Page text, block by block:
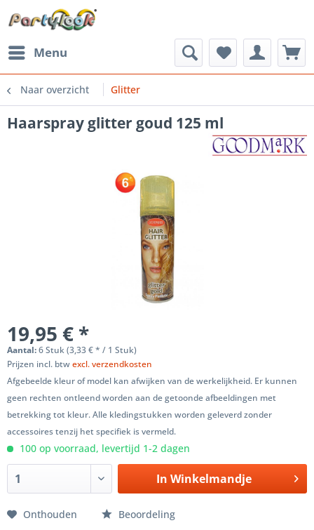
Menu
Naar overzicht Glitter
Haarspray glitter goud 125 ml
19,95 € *
Aantal:6 Stuk (3,33 € * / 1 Stuk)
Prijzen incl. btwexcl. verzendkosten
Afgebeelde kleur of model kan afwijken van de werkelijkheid. Er kunnen
geen rechten ontleend worden aan de getoonde afbeeldingen met
betrekking tot kleur. Alle kledingstukken worden geleverd zonder
accessoires tenzij het specifiek is vermeld.
100 op voorraad, levertijd 1-2 dagen
In Winkelmandje
Onthouden Beoordeling